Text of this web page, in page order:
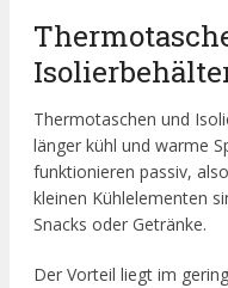
Thermotaschen und
länger kühl und warme
funktionieren passiv,
kleinen Kühlelementen
Snacks oder Getränke.
Der Vorteil liegt im